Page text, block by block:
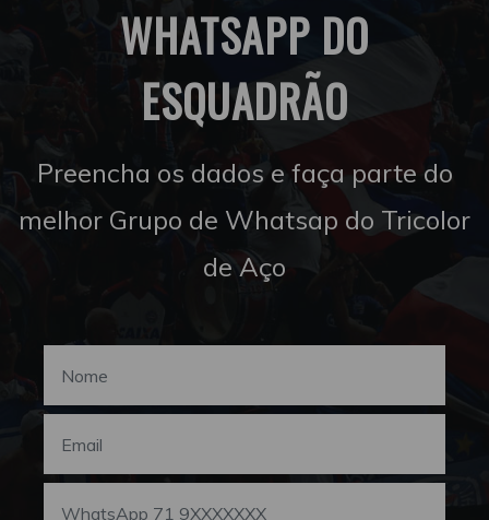
WHATSAPP DO
ESQUADRÃO
Preencha os dados e faça parte do
melhor Grupo de Whatsap do Tricolor
de Aço